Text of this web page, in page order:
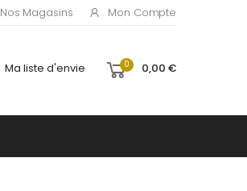
Nos Magasins Mon Compte
Ma liste d'envie 0 0,00 €